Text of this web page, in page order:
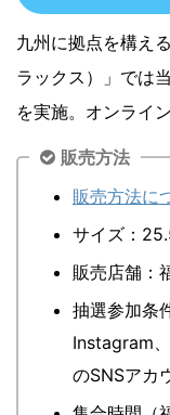
九州に拠点を構え
ラックス）」では
を実施。オンライ
販売方法
販売方法に
サイズ：
販売店舗：
抽選参加条
Instagram
のSNSアカ